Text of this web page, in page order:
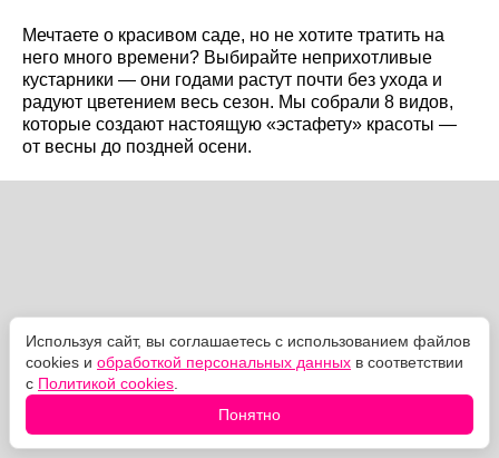
Мечтаете о красивом саде, но не хотите тратить на
него много времени? Выбирайте неприхотливые
кустарники — они годами растут почти без ухода и
радуют цветением весь сезон. Мы собрали 8 видов,
которые создают настоящую «эстафету» красоты —
от весны до поздней осени.
Используя сайт, вы соглашаетесь с использованием файлов
cookies и обработкой персональных данных в соответствии
с Политикой cookies
Понятно